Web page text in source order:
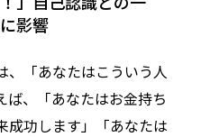
影響
、「あなたはこういう人
ば、「あなたはお金持ち
成功します」「あなたは